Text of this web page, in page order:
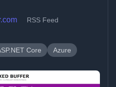
RSS Feed
Core
Azure